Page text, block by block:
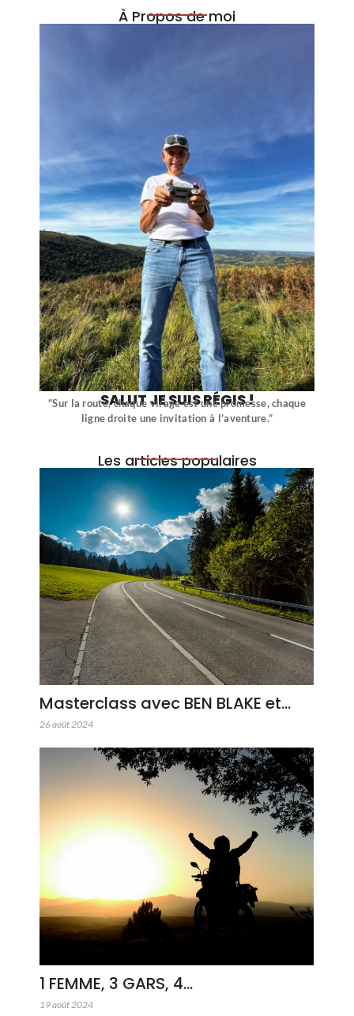
À Propos de moi
SALUT JE SUIS RÉGIS !
“Sur la route, chaque virage est une promesse, chaque
ligne droite une invitation à l’aventure.”
Les articles populaires
Masterclass avec BEN BLAKE et…
26 août 2024
1 FEMME, 3 GARS, 4…
19 août 2024